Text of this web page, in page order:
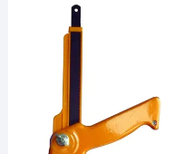
Asesor El Arroyo